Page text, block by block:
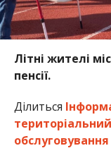
Літні жителі
пенсії.
Ділиться